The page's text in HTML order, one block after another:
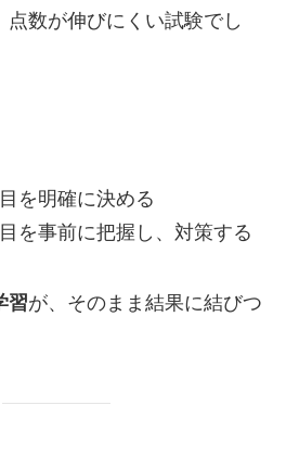
点数が伸びにくい試験でし
を明確に決める
を事前に把握し、対策する
習が、そのまま結果に結びつ